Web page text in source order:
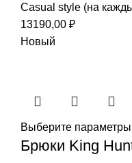
Casual style (на
13190,00 ₽
Новый
Выберите параметры
Брюки King